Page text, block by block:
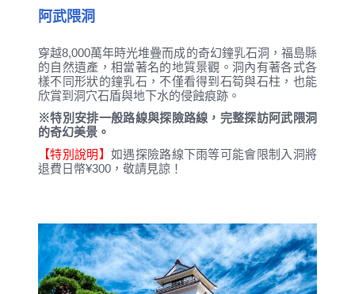
阿武隈洞
穿越8,000萬年時光堆疊而成的奇幻鐘乳石洞，福島縣
的自然遺產，相當著名的地質景觀。洞內有著各式各
樣不同形狀的鐘乳石，不僅看得到石筍與石柱，也能
欣賞到洞穴石盾與地下水的侵蝕痕跡。
※特別安排一般路線與探險路線，完整探訪阿武隈洞
的奇幻美景。
【特別說明】 如遇探險路線下雨等可能會限制入洞將
退費日幣¥300，敬請見諒！